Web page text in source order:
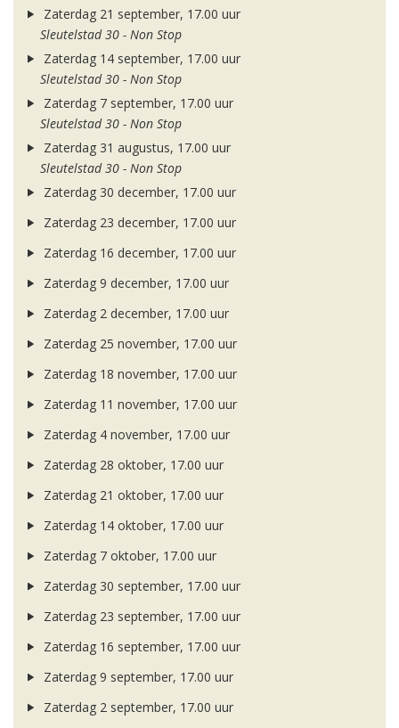
Zaterdag 21 september, 17.00 uur
Sleutelstad 30 - Non Stop
Zaterdag 14 september, 17.00 uur
Sleutelstad 30 - Non Stop
Zaterdag 7 september, 17.00 uur
Sleutelstad 30 - Non Stop
Zaterdag 31 augustus, 17.00 uur
Sleutelstad 30 - Non Stop
Zaterdag 30 december, 17.00 uur
Zaterdag 23 december, 17.00 uur
Zaterdag 16 december, 17.00 uur
Zaterdag 9 december, 17.00 uur
Zaterdag 2 december, 17.00 uur
Zaterdag 25 november, 17.00 uur
Zaterdag 18 november, 17.00 uur
Zaterdag 11 november, 17.00 uur
Zaterdag 4 november, 17.00 uur
Zaterdag 28 oktober, 17.00 uur
Zaterdag 21 oktober, 17.00 uur
Zaterdag 14 oktober, 17.00 uur
Zaterdag 7 oktober, 17.00 uur
Zaterdag 30 september, 17.00 uur
Zaterdag 23 september, 17.00 uur
Zaterdag 16 september, 17.00 uur
Zaterdag 9 september, 17.00 uur
Zaterdag 2 september, 17.00 uur